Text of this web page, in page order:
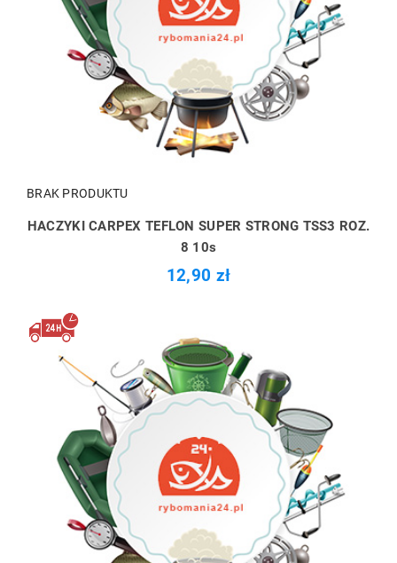
BRAK PRODUKTU
HACZYKI CARPEX TEFLON SUPER STRONG TSS3 ROZ.
8 10s
12,90 zł